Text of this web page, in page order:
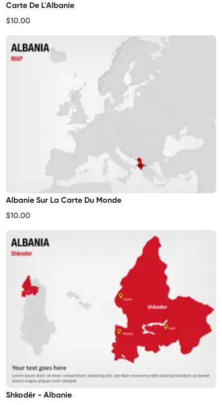
Carte De L'Albanie
$10.00
Albanie Sur La Carte Du Monde
$10.00
Shkodër - Albanie